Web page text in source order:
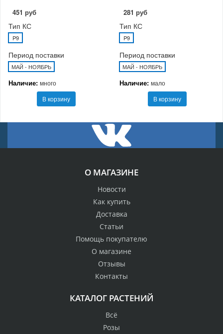
451 руб
Тип КС
P9
Период поставки
МАЙ - НОЯБРЬ
Наличие: много
В корзину
281 руб
Тип КС
P9
Период поставки
МАЙ - НОЯБРЬ
Наличие: мало
В корзину
О МАГАЗИНЕ
Новости
Как купить
Доставка
Статьи
Помощь покупателю
О магазине
Отзывы
Контакты
КАТАЛОГ РАСТЕНИЙ
Всё
Розы